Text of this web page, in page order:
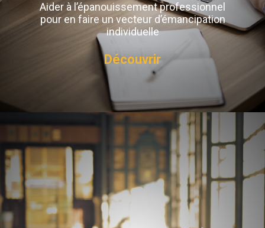
Aider à l’épanouissement professionnel
pour en faire un vecteur d’émancipation
individuelle
Découvrir